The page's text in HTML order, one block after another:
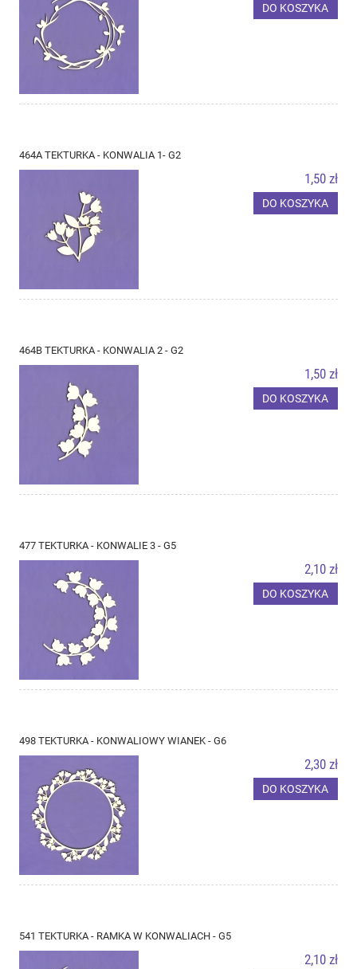
DO KOSZYKA
464A TEKTURKA - KONWALIA 1- G2
1,50 zł
DO KOSZYKA
464B TEKTURKA - KONWALIA 2 - G2
1,50 zł
DO KOSZYKA
477 TEKTURKA - KONWALIE 3 - G5
2,10 zł
DO KOSZYKA
498 TEKTURKA - KONWALIOWY WIANEK - G6
2,30 zł
DO KOSZYKA
541 TEKTURKA - RAMKA W KONWALIACH - G5
2,10 zł